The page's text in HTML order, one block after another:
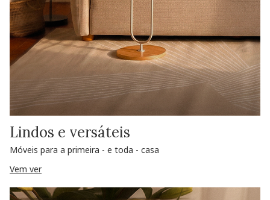
Lindos e versáteis
Móveis para a primeira - e toda - casa
Vem ver